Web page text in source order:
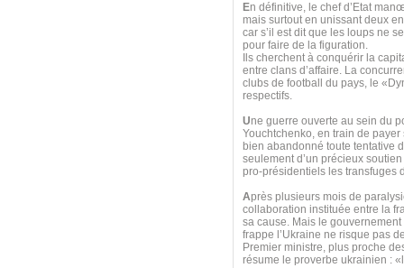
En définitive, le chef d’Etat
mais surtout en unissant deux
car s’il est dit que les loups ne
pour faire de la figuration.
Ils cherchent à conquérir la
entre clans d’affaire. La
clubs de football du pays, le
respectifs.
Une guerre ouverte au sein du
Youchtchenko, en train de
bien abandonné toute tentative
seulement d’un précieux
pro-présidentiels les transfuges
Après plusieurs mois de
collaboration instituée entre la
sa cause. Mais le
frappe l’Ukraine ne risque pas
Premier ministre, plus proche
résume le proverbe ukrainien :